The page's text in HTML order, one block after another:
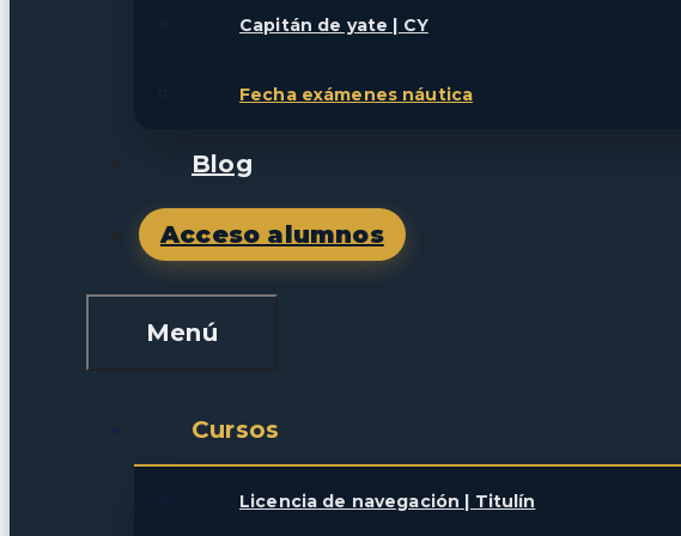
Capitán de yate | CY
Fecha exámenes náutica
Blog
Acceso alumnos
Menú
Cursos
Licencia de navegación | Titulín